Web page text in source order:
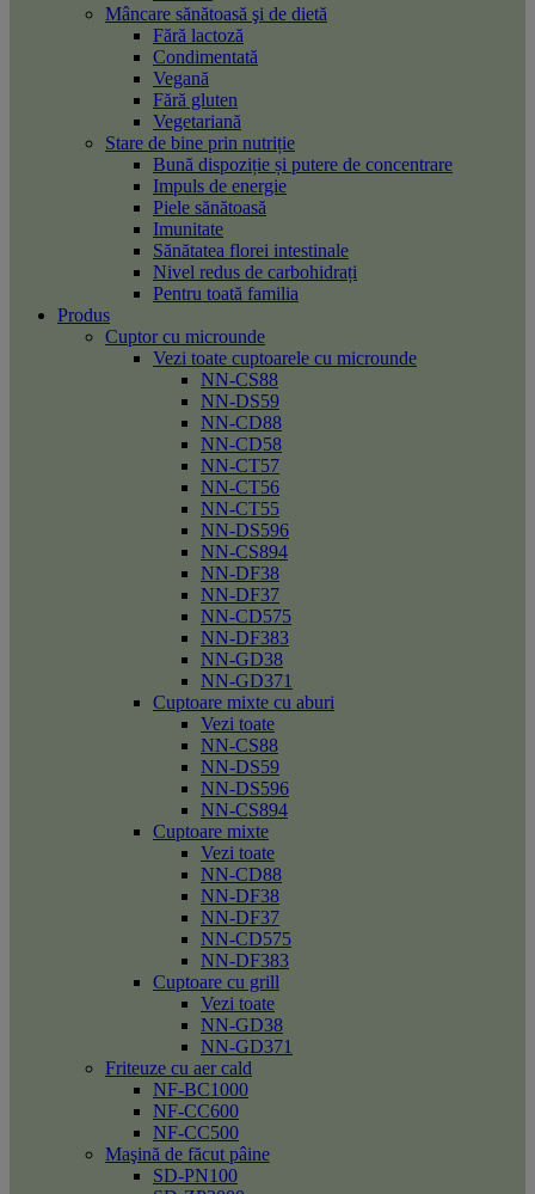
Mâncare sănătoasă şi de dietă
Fără lactoză
Condimentată
Vegană
Fără gluten
Vegetariană
Stare de bine prin nutriție
Bună dispoziție și putere de concentrare
Impuls de energie
Piele sănătoasă
Imunitate
Sănătatea florei intestinale
Nivel redus de carbohidrați
Pentru toată familia
Produs
Cuptor cu microunde
Vezi toate cuptoarele cu microunde
NN-CS88
NN-DS59
NN-CD88
NN-CD58
NN-CT57
NN-CT56
NN-CT55
NN-DS596
NN-CS894
NN-DF38
NN-DF37
NN-CD575
NN-DF383
NN-GD38
NN-GD371
Cuptoare mixte cu aburi
Vezi toate
NN-CS88
NN-DS59
NN-DS596
NN-CS894
Cuptoare mixte
Vezi toate
NN-CD88
NN-DF38
NN-DF37
NN-CD575
NN-DF383
Cuptoare cu grill
Vezi toate
NN-GD38
NN-GD371
Friteuze cu aer cald
NF-BC1000
NF-CC600
NF-CC500
Maşină de făcut pâine
SD-PN100